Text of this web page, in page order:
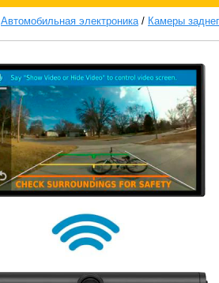
Автомобильная электроника / Камеры